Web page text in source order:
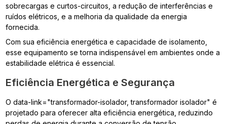
sobrecargas e curtos-circuitos, a redução de interferências e
ruídos elétricos, e a melhoria da qualidade da energia
fornecida.
Com sua eficiência energética e capacidade de isolamento,
esse equipamento se torna indispensável em ambientes onde a
estabilidade elétrica é essencial.
Eficiência Energética e Segurança
O data-link="transformador-isolador, transformador isolador" é
projetado para oferecer alta eficiência energética, reduzindo